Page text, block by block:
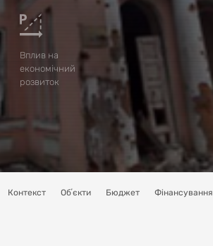
Вплив на
економічний
розвиток
Контекст Обʼєкти Бюджет Фінансування